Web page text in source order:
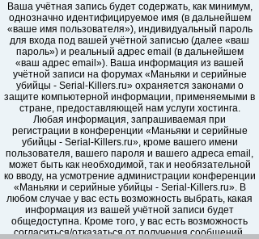
Ваша учётная запись будет содержать, как минимум,
однозначно идентифицируемое имя (в дальнейшем
«ваше имя пользователя»), индивидуальный пароль
для входа под вашей учётной записью (далее «ваш
пароль») и реальный адрес email (в дальнейшем
«ваш адрес email»). Ваша информация из вашей
учётной записи на форумах «Маньяки и серийные
убийцы - Serial-Killers.ru» охраняется законами о
защите компьютерной информации, применяемыми в
стране, предоставляющей нам услуги хостинга.
Любая информация, запрашиваемая при
регистрации в конференции «Маньяки и серийные
убийцы - Serial-Killers.ru», кроме вашего имени
пользователя, вашего пароля и вашего адреса email,
может быть как необходимой, так и необязательной
ко вводу, на усмотрение администрации конференции
«Маньяки и серийные убийцы - Serial-Killers.ru». В
любом случае у вас есть возможность выбрать, какая
информация из вашей учётной записи будет
общедоступна. Кроме того, у вас есть возможность
согласиться/отказаться от получения сообщений,